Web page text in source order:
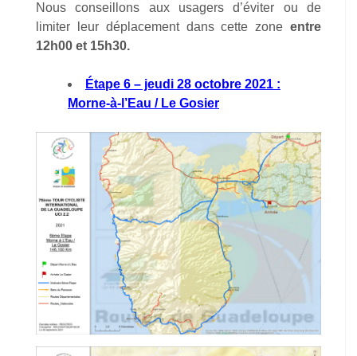
Nous conseillons aux usagers d’éviter ou de
limiter leur déplacement dans cette zone entre
12h00 et 15h30.
Étape 6 – jeudi 28 octobre 2021 :
Morne-à-l’Eau / Le Gosier